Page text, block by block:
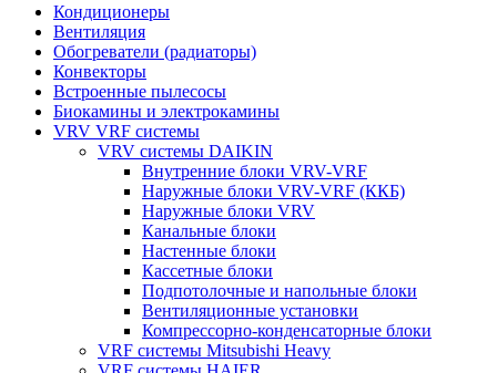
Кондиционеры
Вентиляция
Обогреватели (радиаторы)
Конвекторы
Встроенные пылесосы
Биокамины и электрокамины
VRV VRF системы
VRV системы DAIKIN
Внутренние блоки VRV-VRF
Наружные блоки VRV-VRF (ККБ)
Наружные блоки VRV
Канальные блоки
Настенные блоки
Кассетные блоки
Подпотолочные и напольные блоки
Вентиляционные установки
Компрессорно-конденсаторные блоки
VRF системы Mitsubishi Heavy